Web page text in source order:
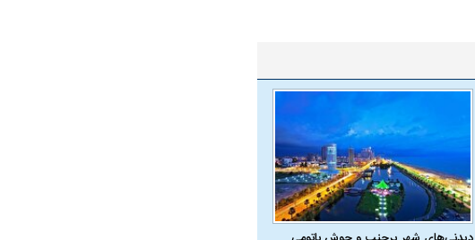
ماه محرم در دوران قاجار چگونه
می‌شد؟